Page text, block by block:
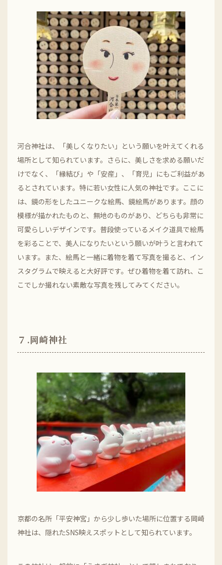
河合神社は、「美しくなりたい」という願いを叶えてくれる
場所として知られています。さらに、美しさを求める願いだ
けでなく、「縁結び」や「安産」、「育児」にもご利益があ
るとされています。特に若い女性に人気の神社です。ここに
は、鏡の形をしたユニークな絵馬、鏡絵馬があります。顔の
模様が描かれたものと、無地のものがあり、どちらも非常に
可愛らしいデザインです。普段使っているメイク道具で絵馬
を彩ることで、美人になりたいという願いが叶うと言われて
います。また、絵馬と一緒に着物を着て写真を撮ると、イン
スタグラムで映えると大好評です。ぜひ着物を着て訪れ、こ
こでしか撮れない素敵な写真を残してみてください。
７.岡崎神社
京都の名所「平安神宮」から少し歩いた場所に位置する岡崎
神社は、隠れたSNS映えスポットとして知られています。